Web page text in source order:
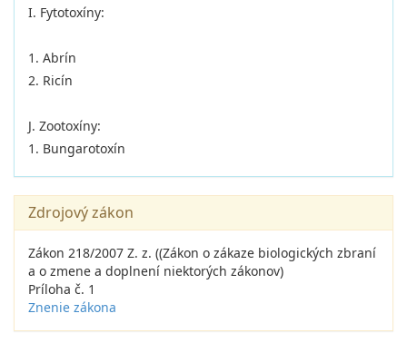
I. Fytotoxíny:
1. Abrín
2. Ricín
J. Zootoxíny:
1. Bungarotoxín
Zdrojový zákon
Zákon 218/2007 Z. z. ((Zákon o zákaze biologických zbraní
a o zmene a doplnení niektorých zákonov)
Príloha č. 1
Znenie zákona